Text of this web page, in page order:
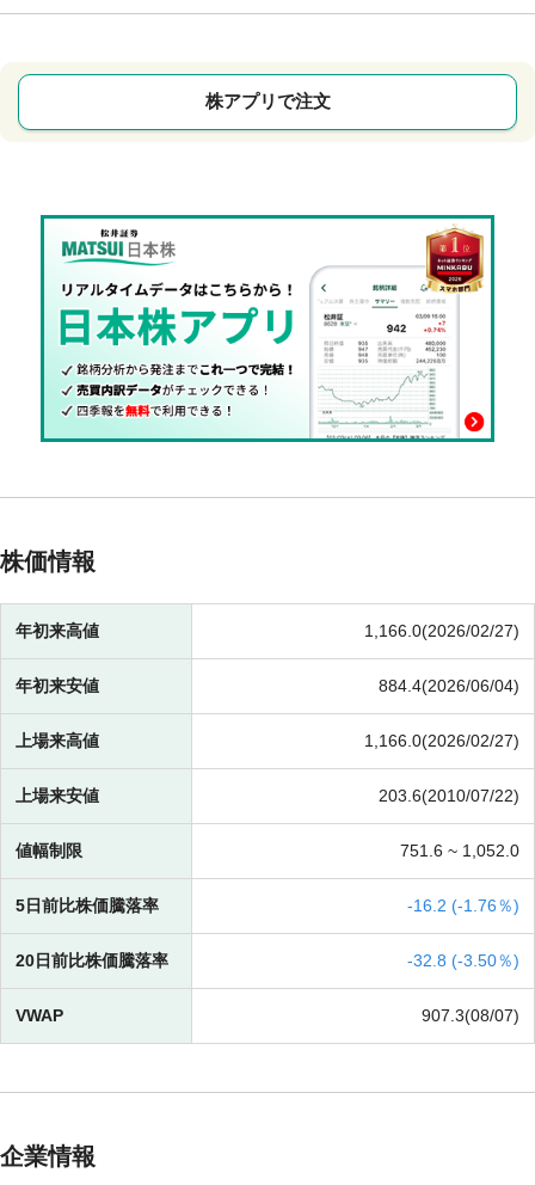
株アプリで注文
株価情報
年初来高値 1,166.0(2026/02/27)
年初来安値 884.4(2026/06/04)
上場来高値 1,166.0(2026/02/27)
上場来安値 203.6(2010/07/22)
値幅制限 751.6 ~ 1,052.0
5日前比株価騰落率 -16.2 (-1.76％)
20日前比株価騰落率 -32.8 (-3.50％)
VWAP 907.3(08/07)
企業情報